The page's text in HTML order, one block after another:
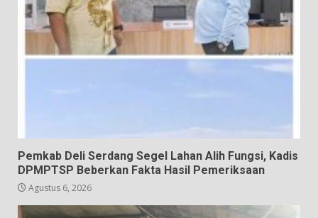
Pemkab Deli Serdang Segel Lahan Alih Fungsi, Kadis
DPMPTSP Beberkan Fakta Hasil Pemeriksaan
Agustus 6, 2026